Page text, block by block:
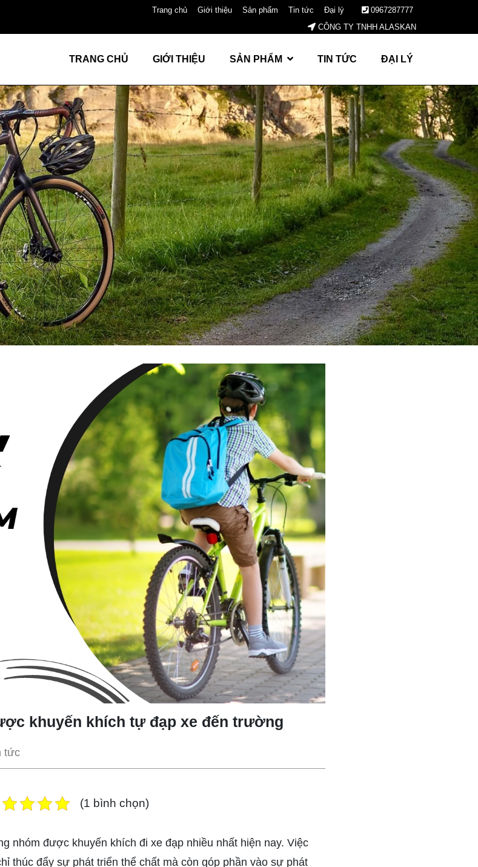
Trang chủ Giới thiệu Sản phẩm Tin tức Đại lý
0967287777
CÔNG TY TNHH ALASKAN
TRANG CHỦ GIỚI THIỆU SẢN PHẨM TIN TỨC ĐẠI LÝ
khuyến khích tự đạp xe đến trường
tức
(1 bình chọn)
nhóm được khuyến khích đi xe đạp nhiều nhất hiện nay. Việc
thúc đẩy sự phát triển thể chất mà còn góp phần vào sự phát